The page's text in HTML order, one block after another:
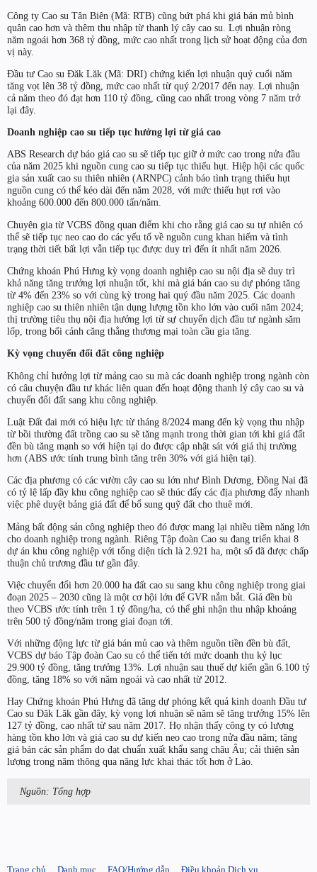
Công ty Cao su Tân Biên (Mã: RTB) cũng bứt phá khi giá bán mủ bình
quân cao hơn và thêm thu nhập từ thanh lý cây cao su. Lợi nhuận ròng
năm ngoái hơn 368 tỷ đồng, mức cao nhất trong lịch sử hoạt động của đơn
vị này.
Đầu tư Cao su Đăk Lăk (Mã: DRI) chứng kiến lợi nhuận quý cuối năm
tăng vọt lên 38 tỷ đồng, mức cao nhất từ quý 2/2017 đến nay. Lợi nhuận
cả năm theo đó đạt hơn 110 tỷ đồng, cũng cao nhất trong vòng 7 năm trở
lại đây.
Doanh nghiệp cao su tiếp tục hưởng lợi từ giá cao
ABS Research dự báo giá cao su sẽ tiếp tục giữ ở mức cao trong nửa đầu
của năm 2025 khi nguồn cung cao su tiếp tục thiếu hụt. Hiệp hội các quốc
gia sản xuất cao su thiên nhiên (ARNPC) cảnh báo tình trạng thiếu hụt
nguồn cung có thể kéo dài đến năm 2028, với mức thiếu hụt rơi vào
khoảng 600.000 đến 800.000 tấn/năm.
Chuyên gia từ VCBS đồng quan điểm khi cho rằng giá cao su tự nhiên có
thể sẽ tiếp tục neo cao do các yếu tố về nguồn cung khan hiếm và tình
trạng thời tiết bất lợi vẫn tiếp tục được duy trì đến ít nhất năm 2026.
Chứng khoán Phú Hưng kỳ vọng doanh nghiệp cao su nội địa sẽ duy trì
khả năng tăng trưởng lợi nhuận tốt, khi mà giá bán cao su dự phóng tăng
từ 4% đến 23% so với cùng kỳ trong hai quý đầu năm 2025. Các doanh
nghiệp cao su thiên nhiên tận dụng lượng tồn kho lớn vào cuối năm 2024;
thị trường tiêu thụ nội địa hưởng lợi từ sự chuyển dịch đầu tư ngành săm
lốp, trong bối cảnh căng thẳng thương mại toàn cầu gia tăng.
Kỳ vọng chuyển đổi đất công nghiệp
Không chỉ hưởng lợi từ mảng cao su mà các doanh nghiệp trong ngành còn
có câu chuyện đầu tư khác liên quan đến hoạt động thanh lý cây cao su và
chuyển đổi đất sang khu công nghiệp.
Luật Đất đai mới có hiệu lực từ tháng 8/2024 mang đến kỳ vọng thu nhập
từ bồi thường đất trồng cao su sẽ tăng mạnh trong thời gian tới khi giá đất
đền bù tăng mạnh so với hiện tại do được cập nhật sát với giá thị trường
hơn (ABS ước tính trung bình tăng trên 30% với giá hiện tại).
Các địa phương có các vườn cây cao su lớn như Bình Dương, Đồng Nai đã
có tỷ lệ lấp đầy khu công nghiệp cao sẽ thúc đẩy các địa phương đẩy nhanh
việc phê duyệt bảng giá đất để bổ sung quỹ đất cho thuê mới.
Mảng bất động sản công nghiệp theo đó được mang lại nhiều tiềm năng lớn
cho doanh nghiệp trong ngành. Riêng Tập đoàn Cao su đang triển khai 8
dự án khu công nghiệp với tổng diện tích là 2.921 ha, một số đã được chấp
thuận chủ trương đầu tư gần đây.
Việc chuyển đổi hơn 20.000 ha đất cao su sang khu công nghiệp trong giai
đoạn 2025 – 2030 cũng là một cơ hội lớn để GVR nắm bắt. Giá đền bù
theo VCBS ước tính trên 1 tỷ đồng/ha, có thể ghi nhận thu nhập khoảng
trên 500 tỷ đồng/năm trong giai đoạn tới.
Với những động lực từ giá bán mủ cao và thêm nguồn tiền đền bù đất,
VCBS dự báo Tập đoàn Cao su có thể tiến tới mức doanh thu kỷ lục
29.900 tỷ đồng, tăng trưởng 13%. Lợi nhuận sau thuế dự kiến gần 6.100 tỷ
đồng, tăng 18% so với năm ngoái và cao nhất từ 2012.
Hay Chứng khoán Phú Hưng đã tăng dự phóng kết quả kinh doanh Đầu tư
Cao su Đăk Lăk gần đây, kỳ vọng lợi nhuận sẽ năm sẽ tăng trưởng 15% lên
127 tỷ đồng, cao nhất từ sau năm 2017. Họ nhận thấy công ty có lượng
hàng tồn kho lớn và giá cao su dự kiến neo cao trong nửa đầu năm; tăng
giá bán các sản phẩm do đạt chuẩn xuất khẩu sang châu Âu; cải thiện sản
lượng trong năm thông qua năng lực khai thác tốt hơn ở Lào.
Nguồn: Tổng hợp
Trang chủ Danh mục FAQ/Hướng dẫn Điều khoản Dịch vụ